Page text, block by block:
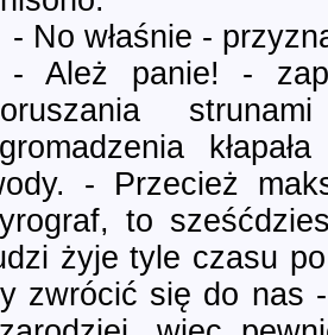
- No właśnie -
- Ależ panie! -
- Przecież
to
żyje tyle czasu
zwrócić się do nas